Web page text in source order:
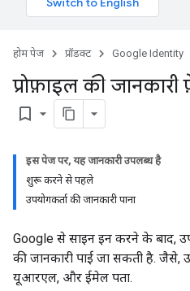
होम पेज प्रॉडक्ट Google Identity
प्रोफ़ाइल की
bookmark_border
इस पेज पर, यह जानकारी उपलब्ध है
शुरू करने से पहले
उपयोगकर्ता की जानकारी पाना
Google से साइन इन करने के बाद,
की जानकारी पाई जा सकती है. जैसे,
यूआरएल, और ईमेल पता.